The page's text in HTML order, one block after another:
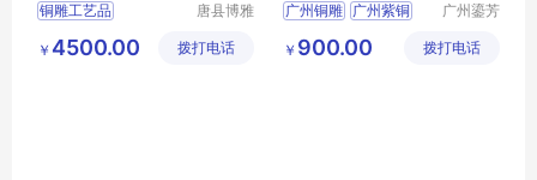
铜雕工艺品
唐县博雅
品销售有
￥ 4500.00 拨打电话
广州铜雕 广州紫铜
广州鎏芳
限公司
￥ 900.00 拨打电话